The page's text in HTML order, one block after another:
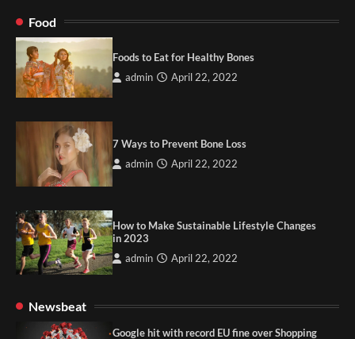
Food
Foods to Eat for Healthy Bones
admin April 22, 2022
7 Ways to Prevent Bone Loss
admin April 22, 2022
How to Make Sustainable Lifestyle Changes
in 2023
admin April 22, 2022
Newsbeat
Google hit with record EU fine over Shopping